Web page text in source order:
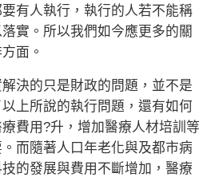
有人執行，執行的人若不能稱
實。所以我們如今應更多的關
面。
的只是財政的問題，並不是
上所說的執行問題，還有如何
費用?升，增加醫療人材培訓等
而隨著人口年老化與及都市病
的發展與費用不斷增加，醫療